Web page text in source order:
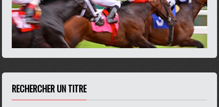
RECHERCHER UN TITRE